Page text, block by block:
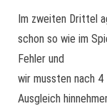
Im zweiten Drittel
schon so wie im
Fehler und
wir mussten nach
Ausgleich